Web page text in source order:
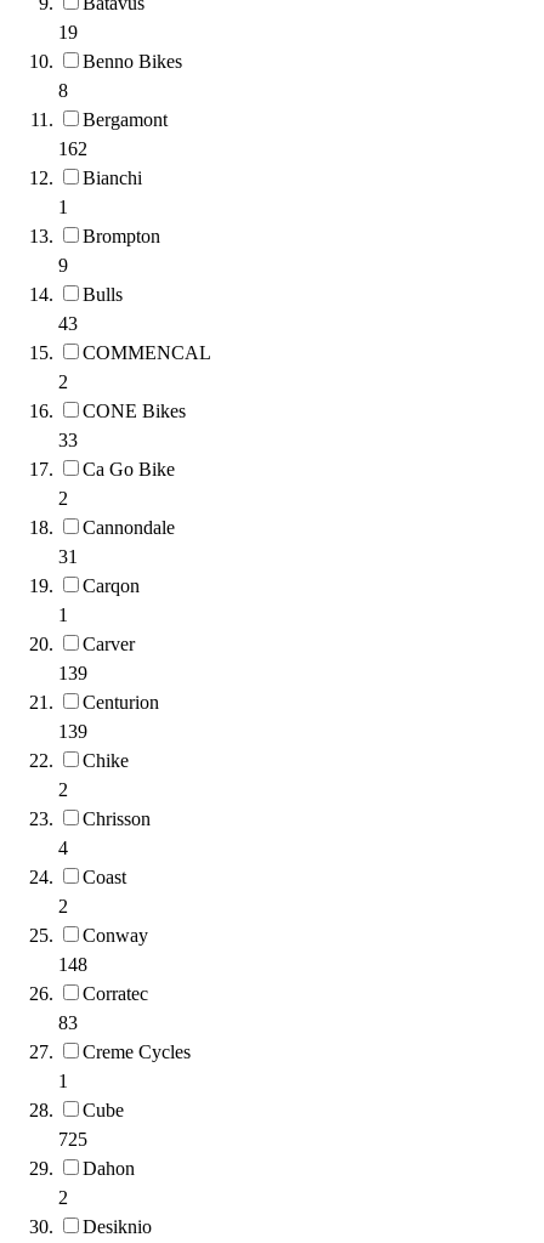
19
Benno Bikes
8
Bergamont
162
Bianchi
1
Brompton
9
Bulls
43
COMMENCAL
2
CONE Bikes
33
Ca Go Bike
2
Cannondale
31
Carqon
1
Carver
139
Centurion
139
Chike
2
Chrisson
4
Coast
2
Conway
148
Corratec
83
Creme Cycles
1
Cube
725
Dahon
2
Desiknio